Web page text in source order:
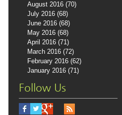
August 2016 (70)
July 2016 (68)
June 2016 (68)
May 2016 (68)
April 2016 (71)
March 2016 (72)
February 2016 (62)
January 2016 (71)
Follow Us